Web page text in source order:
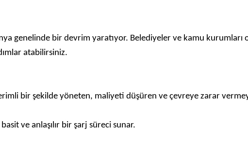
genelinde bir devrim yaratıyor. Belediyeler ve kamu
atabilirsiniz.
bir şekilde yöneten, maliyeti düşüren ve çevreye zarar
ve anlaşılır bir şarj süreci sunar.